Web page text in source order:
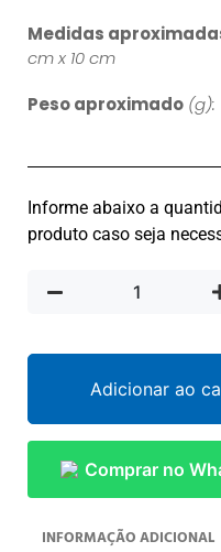
Medidas
cm x 10 cm
Peso aproximado (g):
Informe abaixo a
produto caso seja
Adicionar ao
Comprar no
INFORMAÇÃO ADICIONAL